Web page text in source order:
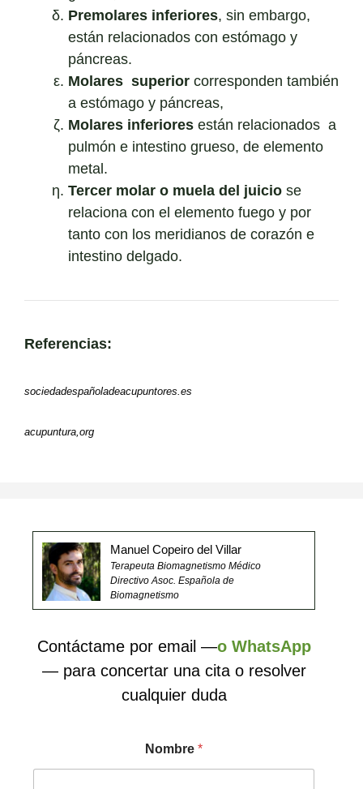
Premolares inferiores, sin embargo,
están relacionados con estómago y
páncreas.
Molares superior corresponden también
a estómago y páncreas,
Molares inferiores están relacionados a
pulmón e intestino grueso, de elemento
metal.
Tercer molar o muela del juicio se
relaciona con el elemento fuego y por
tanto con los meridianos de corazón e
intestino delgado.
Referencias:
sociedadespañoladeacupuntores.es
acupuntura,org
Manuel Copeiro del Villar
Terapeuta Biomagnetismo Médico
Directivo Asoc. Española de
Biomagnetismo
Contáctame por email —o WhatsApp
— para concertar una cita o resolver
cualquier duda
Nombre*